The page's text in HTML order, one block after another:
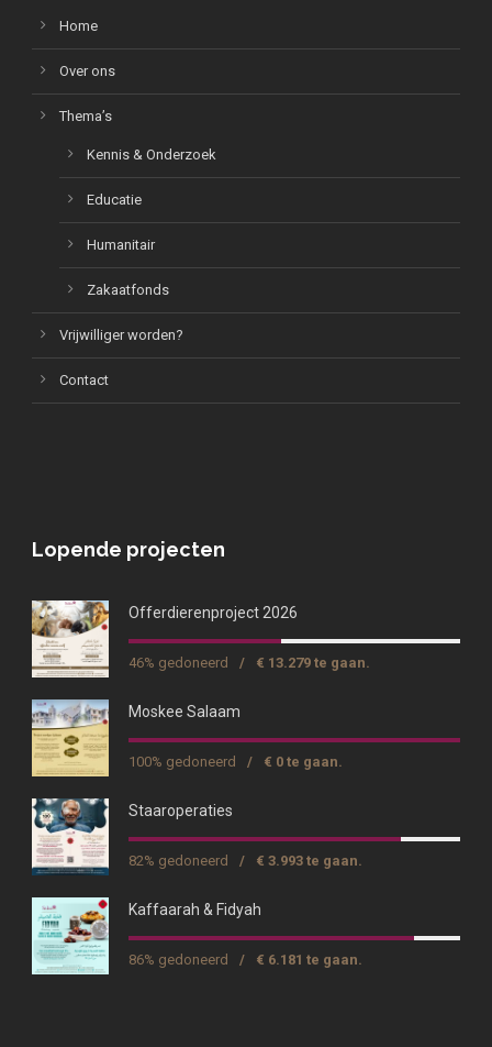
Home
Over ons
Thema’s
Kennis & Onderzoek
Educatie
Humanitair
Zakaatfonds
Vrijwilliger worden?
Contact
Lopende projecten
Offerdierenproject 2026
46% gedoneerd / € 13.279 te gaan.
Moskee Salaam
100% gedoneerd / € 0 te gaan.
Staaroperaties
82% gedoneerd / € 3.993 te gaan.
Kaffaarah & Fidyah
86% gedoneerd / € 6.181 te gaan.